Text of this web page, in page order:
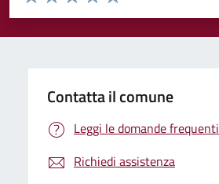
Valuta 5 stelle su 5
Valuta 4 stelle su 5
Valuta 3 stelle su 5
Valuta 2 stelle su 5
Valuta 1 stelle su 5
Contatta il comune
Leggi le domande frequenti
Richiedi assistenza